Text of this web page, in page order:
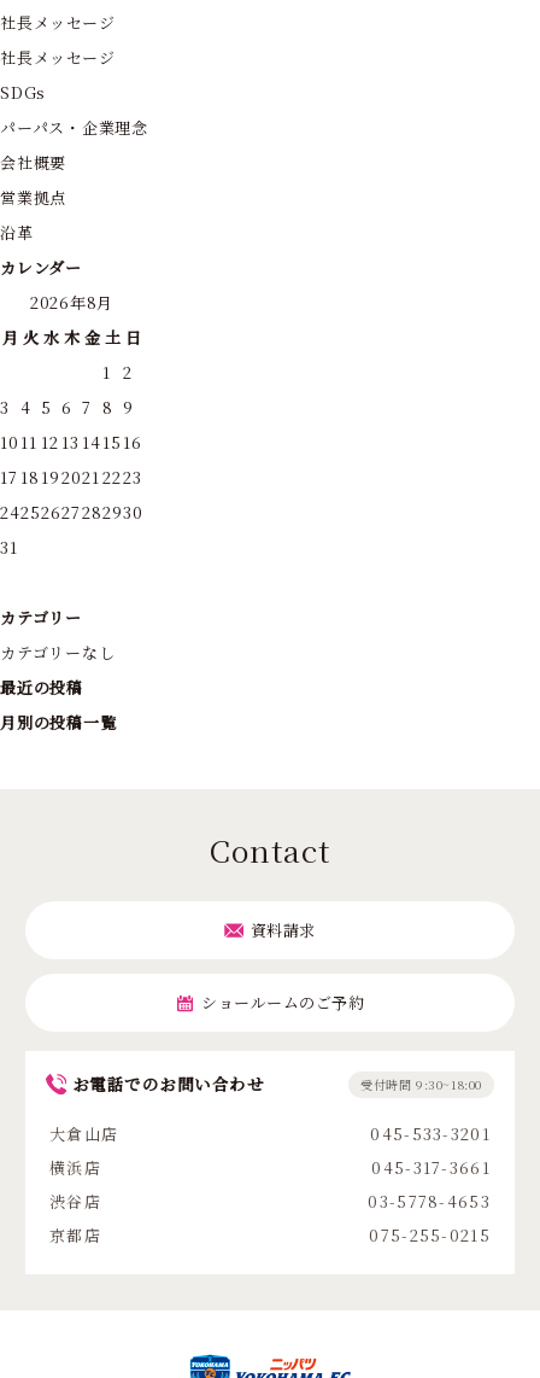
社長メッセージ
社長メッセージ
SDGs
パーパス・企業理念
会社概要
営業拠点
沿革
カレンダー
2026年8月
月 火水 木金 土 日
1 2
3 4 5 6 7 8 9
10 11 12 13 1415 16
17 18 1920212223
24252627282930
31
カテゴリー
カテゴリーなし
最近の投稿
月別の投稿一覧
Contact
資料請求
ショールームのご予約
お電話でのお問い合わせ 受付時間 9:30~18:00
大倉山店
045-533-3201
横浜店
045-317-3661
渋谷店
03-5778-4653
京都店
075-255-0215